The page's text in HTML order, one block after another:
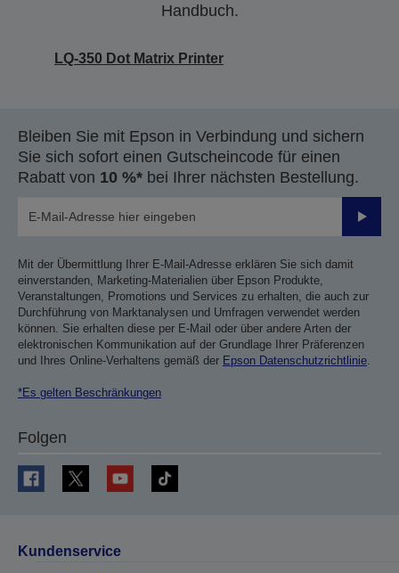
Handbuch.
LQ-350 Dot Matrix Printer
Bleiben Sie mit Epson in Verbindung und sichern
Sie sich sofort einen Gutscheincode für einen
Rabatt von 10 %* bei Ihrer nächsten Bestellung.
Mit der Übermittlung Ihrer E-Mail-Adresse erklären Sie sich damit
einverstanden, Marketing-Materialien über Epson Produkte,
Veranstaltungen, Promotions und Services zu erhalten, die auch zur
Durchführung von Marktanalysen und Umfragen verwendet werden
können. Sie erhalten diese per E-Mail oder über andere Arten der
elektronischen Kommunikation auf der Grundlage Ihrer Präferenzen
und Ihres Online-Verhaltens gemäß der Epson Datenschutzrichtlinie.
*Es gelten Beschränkungen
Folgen
Kundenservice